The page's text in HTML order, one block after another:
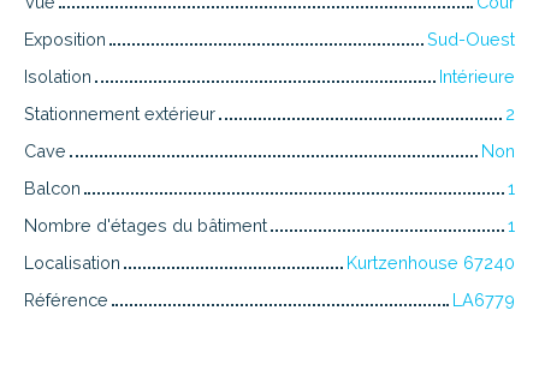
Exposition
Sud-Ouest
Isolation
Intérieure
Stationnement extérieur
2
Cave
Non
Balcon
1
Nombre d'étages du bâtiment
1
Localisation
Kurtzenhouse 67240
Référence
LA6779